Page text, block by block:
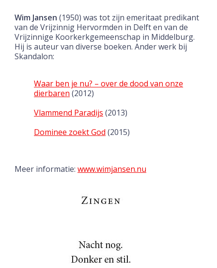
Wim Jansen (1950) was tot zijn emeritaat predikant
van de Vrijzinnig Hervormden in Delft en van de
Vrijzinnige Koorkerkgemeenschap in Middelburg.
Hij is auteur van diverse boeken. Ander werk bij
Skandalon:
Waar ben je nu? – over de dood van onze
dierbaren (2012)
Vlammend Paradijs (2013)
Dominee zoekt God (2015)
Meer informatie: www.wimjansen.nu